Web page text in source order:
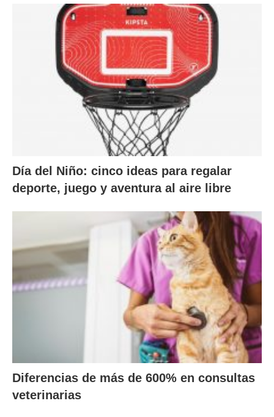
Día del Niño: cinco ideas para regalar
deporte, juego y aventura al aire libre
Diferencias de más de 600% en consultas
veterinarias